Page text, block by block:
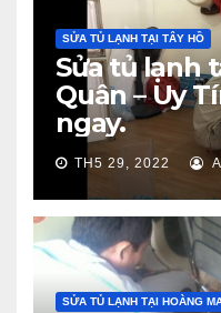
SỬA TỦ LẠNH TẠI TÂY HỒ
Sửa tủ lạnh
Quân – Uy
ngay.
TH5 29, 2022
SỬA TỦ LẠNH TẠI HOÀNG